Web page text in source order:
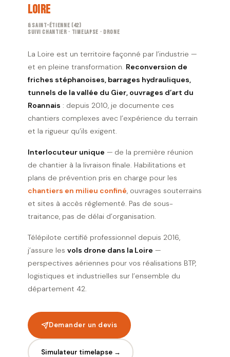
Loire
& Saint-Étienne (42)
Suivi Chantier · Timelapse · Drone
La Loire est un territoire façonné par l’industrie —
et en pleine transformation. Reconversion de
friches stéphanoises, barrages hydrauliques,
tunnels de la vallée du Gier, ouvrages d’art du
Roannais : depuis 2010, je documente ces
chantiers complexes avec l’expérience du terrain
et la rigueur qu’ils exigent.
Interlocuteur unique — de la première réunion
de chantier à la livraison finale. Habilitations et
plans de prévention pris en charge pour les
chantiers en milieu confiné, ouvrages souterrains
et sites à accès réglementé. Pas de sous-
traitance, pas de délai d’organisation.
Télépilote certifié professionnel depuis 2016,
j’assure les vols drone dans la Loire —
perspectives aériennes pour vos réalisations BTP,
logistiques et industrielles sur l’ensemble du
département 42.
Demander un devis
Simulateur timelapse →